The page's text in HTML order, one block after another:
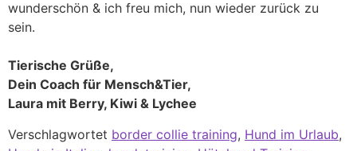
wunderschön & ich freu mich, nun wieder zurück zu
sein.
Tierische Grüße,
Dein Coach für Mensch&Tier,
Laura mit Berry, Kiwi & Lychee
Verschlagwortet border collie training, Hund im Urlaub,